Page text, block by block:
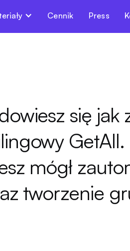
Cennik Press
się jak
GetAll.
mógł
tworzenie